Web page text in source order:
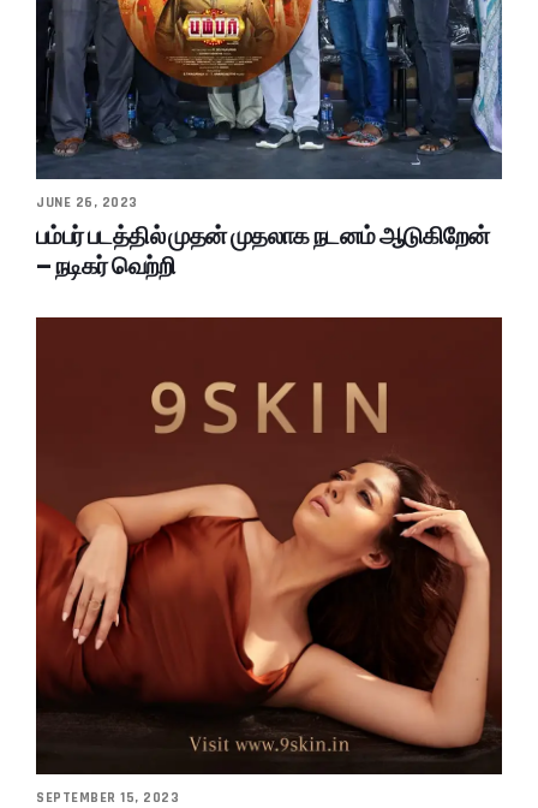
JUNE 26, 2023
பம்பர் படத்தில் முதன் முதலாக நடனம் ஆடுகிறேன்
– நடிகர் வெற்றி
SEPTEMBER 15, 2023